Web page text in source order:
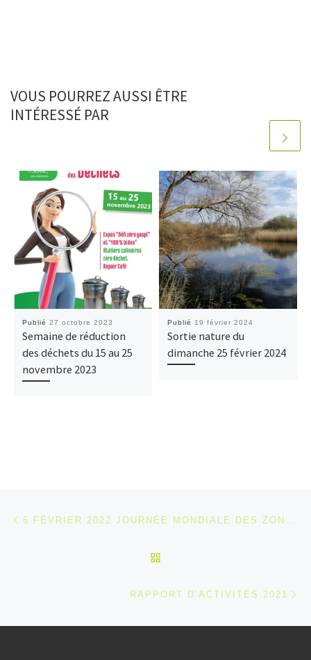
VOUS POURREZ AUSSI ÊTRE
INTÉRESSÉ PAR
Publié 27 octobre 2023
Semaine de réduction
des déchets du 15 au 25
novembre 2023
Publié 19 février 2024
Sortie nature du
dimanche 25 février 2024
Parcourir les articles
RAPPORT D’ACTIVITES 2021